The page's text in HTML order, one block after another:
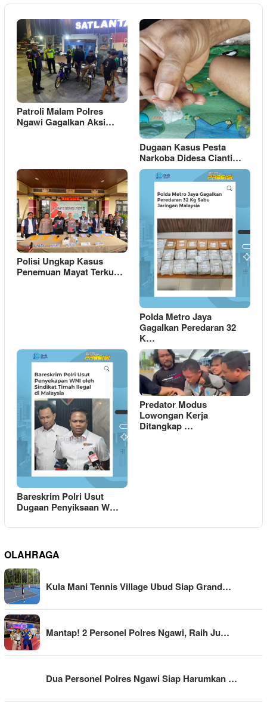
Patroli Malam Polres
Ngawi Gagalkan Aksi…
Dugaan Kasus Pesta
Narkoba Didesa Cianti…
Polisi Ungkap Kasus
Penemuan Mayat Terku…
Polda Metro Jaya
Gagalkan Peredaran 32
K…
Bareskrim Polri Usut
Dugaan Penyiksaan W…
Predator Modus
Lowongan Kerja
Ditangkap …
OLAHRAGA
Kula Mani Tennis Village Ubud Siap Grand…
Mantap! 2 Personel Polres Ngawi, Raih Ju…
Dua Personel Polres Ngawi Siap Harumkan …